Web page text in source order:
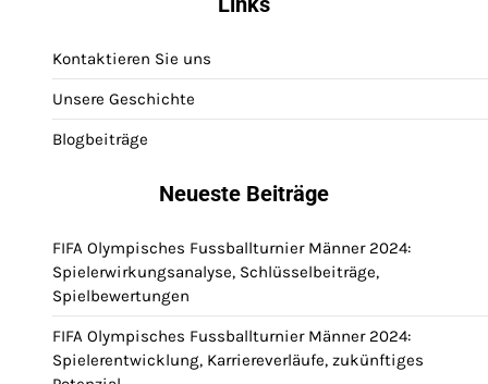
Kontaktieren Sie uns
Unsere Geschichte
Blogbeiträge
Neueste Beiträge
FIFA Olympisches Fussballturnier Männer 2024:
Spielerwirkungsanalyse, Schlüsselbeiträge,
Spielbewertungen
FIFA Olympisches Fussballturnier Männer 2024:
Spielerentwicklung, Karriereverläufe, zukünftiges